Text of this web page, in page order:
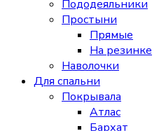
Пододеяльники
Простыни
Прямые
На резинке
Наволочки
Для спальни
Покрывала
Атлас
Бархат